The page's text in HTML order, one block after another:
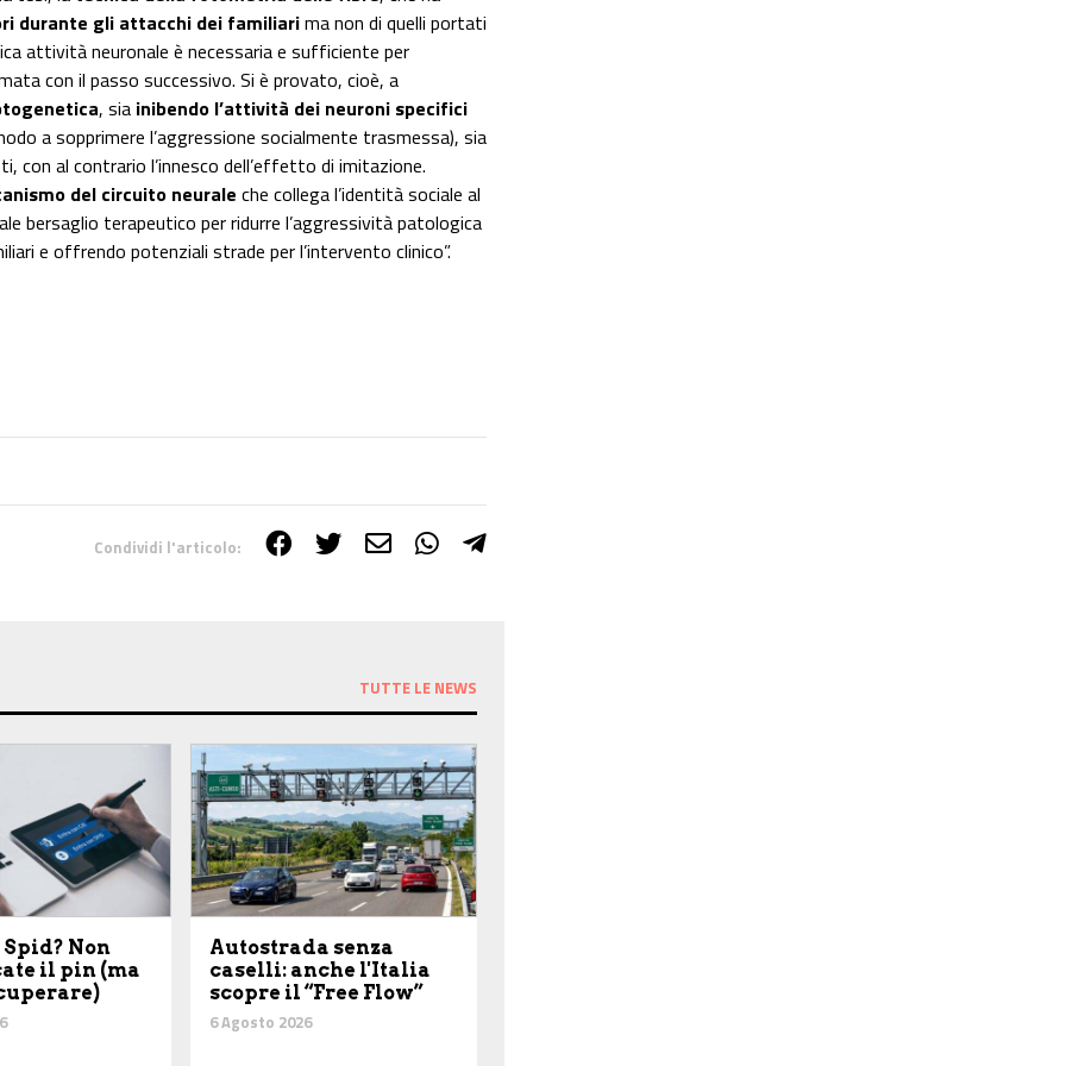
durante gli attacchi dei familiarima non di quelli portati
attività neuronale è necessaria e sufficiente per
con il passo successivo. Si è provato, cioè, a
, sia inibendo l’attività dei neuroni specifici
a sopprimere l’aggressione socialmente trasmessa), sia
con al contrario l’innesco dell’effetto di imitazione.
del circuito neurale che collega l’identità sociale al
bersaglio terapeutico per ridurre l’aggressività patologica
e offrendo potenziali strade per l’intervento clinico”.
Condividi l'articolo:
TUTTE LE NEWS
Non
il pin (ma
Autostrada senza
caselli: anche l'Italia
scopre il “Free Flow”
6 Agosto 2026